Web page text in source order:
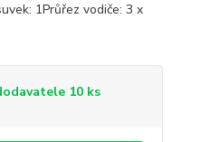
1Průřez vodiče: 3 x
10 ks